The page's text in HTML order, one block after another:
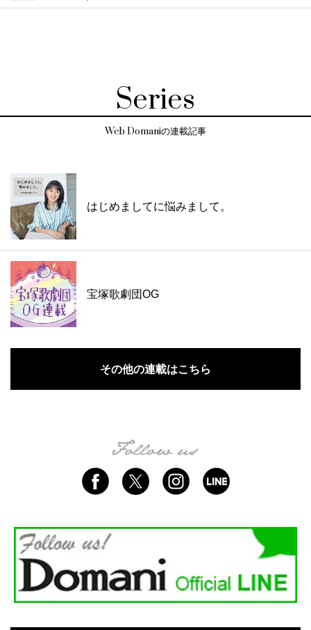
Series
Web Domaniの連載記事
はじめましてに悩みまして。
宝塚歌劇団OG
その他の連載はこちら